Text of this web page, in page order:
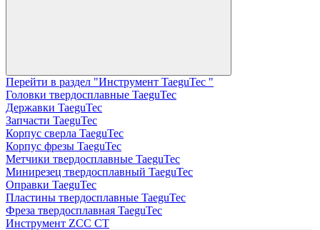
Перейти в раздел "Инструмент TaeguTec "
Головки твердосплавные TaeguTec
Державки TaeguTec
Запчасти TaeguTec
Корпус сверла TaeguTec
Корпус фрезы TaeguTec
Метчики твердосплавные TaeguTec
Минирезец твердосплавный TaeguTec
Оправки TaeguTec
Пластины твердосплавные TaeguTec
Фреза твердосплавная TaeguTec
Инструмент ZCС CT